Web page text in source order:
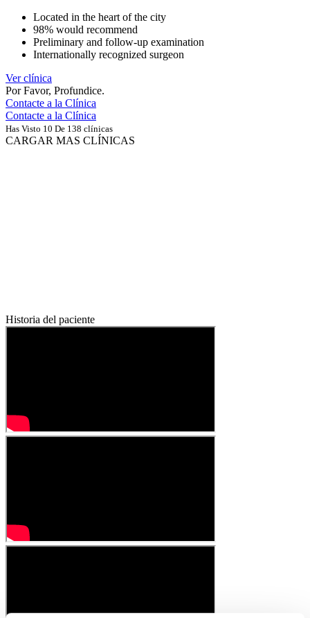
Located in the heart of the city
98% would recommend
Preliminary and follow-up examination
Internationally recognized surgeon
Ver clínica
Por Favor, Profundice.
Contacte a la Clínica
Contacte a la Clínica
Has Visto 10 De 138 clínicas
CARGAR MAS CLÍNICAS
Historia del paciente